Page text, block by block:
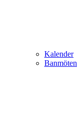
Kalender
Banmöten